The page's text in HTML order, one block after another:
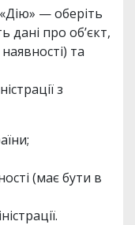
— оберіть
дані про об’єкт,
та
з
(має бути в